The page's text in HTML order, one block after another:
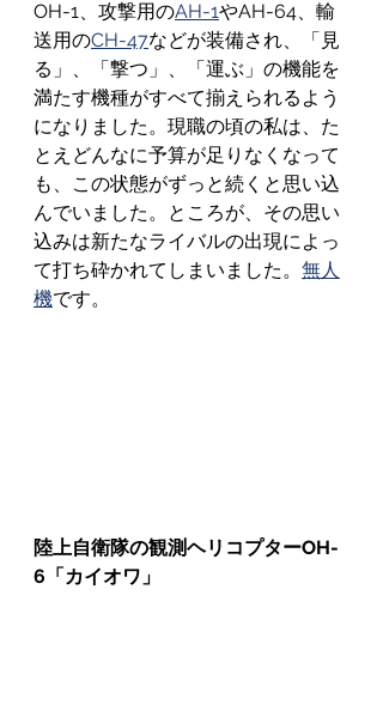
OH-1、攻撃用のAH-1やAH-64、輸
送用のCH-47などが装備され、「見
る」、「撃つ」、「運ぶ」の機能を
満たす機種がすべて揃えられるよう
になりました。現職の頃の私は、た
とえどんなに予算が足りなくなって
も、この状態がずっと続くと思い込
んでいました。ところが、その思い
込みは新たなライバルの出現によっ
て打ち砕かれてしまいました。 無人
機です。
陸上自衛隊の観測ヘリコプターOH-
6「カイオワ」